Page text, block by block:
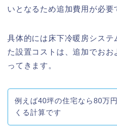
いとなるため追加費用が必要
具体的には床下冷暖房システ
た設置コストは、追加でお
ってきます。
例えば40坪の住宅なら80万
くる計算です